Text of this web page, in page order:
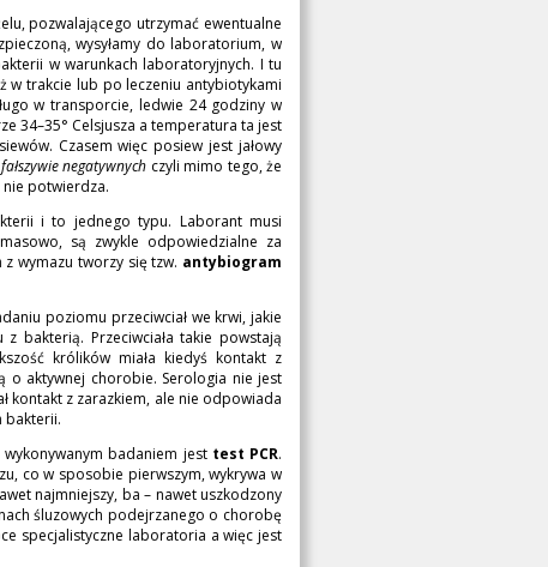
pozwalającego utrzymać ewentualne
wysyłamy do laboratorium, w
w warunkach laboratoryjnych. I tu
w trakcie lub po leczeniu antybiotykami
w transporcie, ledwie 24 godziny w
34–35° Celsjusza a temperatura ta jest
Czasem więc posiew jest jałowy
fałszywie negatywnych czyli mimo tego, że
potwierdza.
i to jednego typu. Laborant musi
są zwykle odpowiedzialne za
wymazu tworzy się tzw. antybiogram
poziomu przeciwciał we krwi, jakie
bakterią. Przeciwciała takie powstają
królików miała kiedyś kontakt z
o aktywnej chorobie. Serologia nie jest
kontakt z zarazkiem, ale nie odpowiada
bakterii.
badaniem jest test PCR.
co w sposobie pierwszym, wykrywa w
najmniejszy, ba – nawet uszkodzony
śluzowych podejrzanego o chorobę
specjalistyczne laboratoria a więc jest